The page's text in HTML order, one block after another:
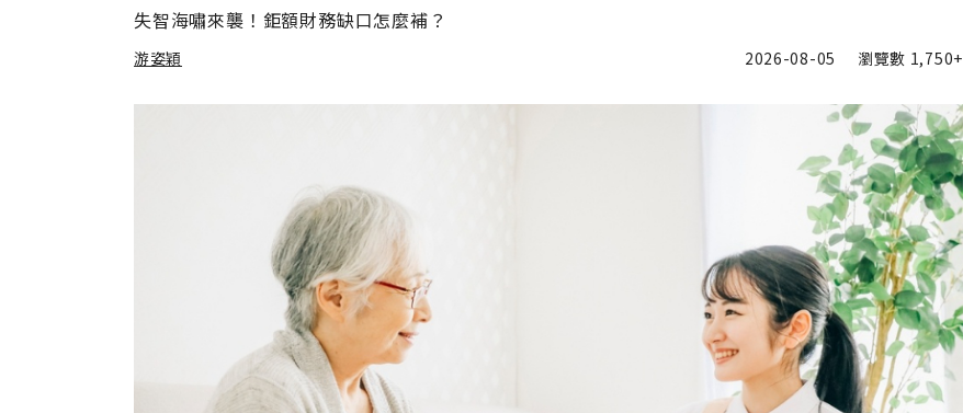
失智海嘯來襲！鉅額財務缺口怎麼補？
游姿穎 2026-08-05 瀏覽數 1,750+